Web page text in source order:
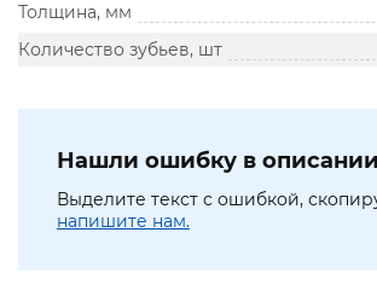
Толщина, мм
Количество зубьев, шт
Нашли ошибку в
Выделите текст с ошибкой,
напишите нам.